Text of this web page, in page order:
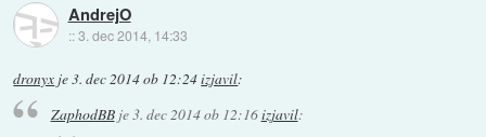
AndrejO
::3. dec 2014, 14:33
dronyx je3. dec 2014 ob 12:24izjavil:
ZaphodBBje3. dec 2014 ob 12:16izjavil: